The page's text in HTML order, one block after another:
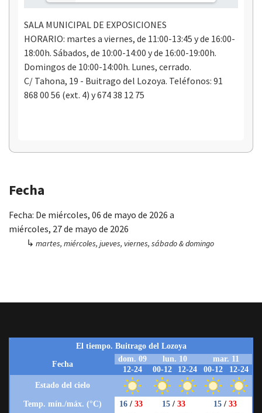
SALA MUNICIPAL DE EXPOSICIONES
HORARIO: martes a viernes, de 11:00-13:45 y de 16:00-
18:00h. Sábados, de 10:00-14:00 y de 16:00-19:00h.
Domingos de 10:00-14:00h. Lunes, cerrado.
C/ Tahona, 19 - Buitrago del Lozoya. Teléfonos: 91
868 00 56 (ext. 4) y 674 38 12 75
Fecha
Fecha: De miércoles, 06 de mayo de 2026 a
miércoles, 27 de mayo de 2026
↳ martes, miércoles, jueves, viernes, sábado & domingo